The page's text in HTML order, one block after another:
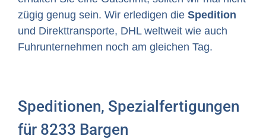
zügig genug sein. Wir erledigen die Spedition
und Direkttransporte, DHL weltweit wie auch
Fuhrunternehmen noch am gleichen Tag.
Speditionen, Spezialfertigungen
für 8233 Bargen